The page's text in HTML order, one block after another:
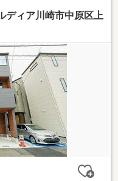
ディア川崎市中原区上